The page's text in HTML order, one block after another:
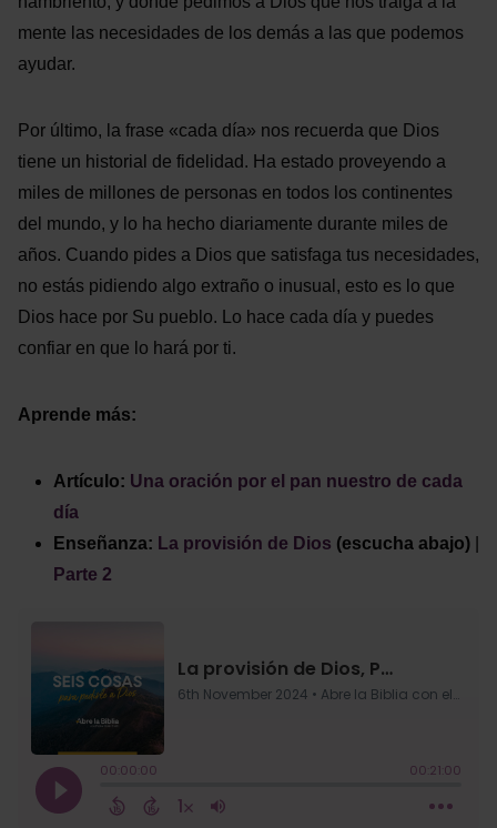
mente las necesidades de los demás a las que podemos
ayudar.
Por último, la frase «cada día» nos recuerda que Dios
tiene un historial de fidelidad. Ha estado proveyendo a
miles de millones de personas en todos los continentes
del mundo, y lo ha hecho diariamente durante miles de
años. Cuando pides a Dios que satisfaga tus necesidades,
no estás pidiendo algo extraño o inusual, esto es lo que
Dios hace por Su pueblo. Lo hace cada día y puedes
confiar en que lo hará por ti.
Aprende más:
Artículo: Una oración por el pan nuestro de cada
día
Enseñanza: La provisión de Dios (escucha abajo)
Parte 2